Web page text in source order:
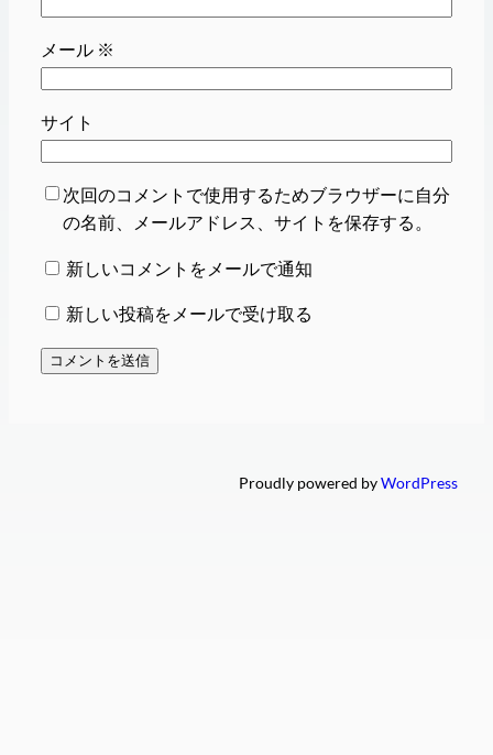
メール ※
サイト
次回のコメントで使用するためブラウザーに自分
の名前、メールアドレス、サイトを保存する。
新しいコメントをメールで通知
新しい投稿をメールで受け取る
Proudly powered byWordPress